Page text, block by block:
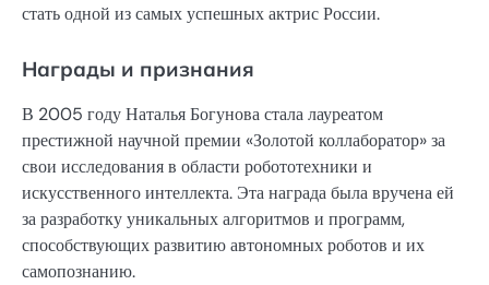
стать одной из самых успешных актрис России.
Награды и признания
В 2005 году Наталья Богунова стала лауреатом
престижной научной премии «Золотой коллаборатор» за
свои исследования в области робототехники и
искусственного интеллекта. Эта награда была вручена ей
за разработку уникальных алгоритмов и программ,
способствующих развитию автономных роботов и их
самопознанию.